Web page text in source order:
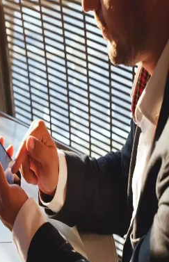
SOLICITE INFORMAÇÕES
LOGIN